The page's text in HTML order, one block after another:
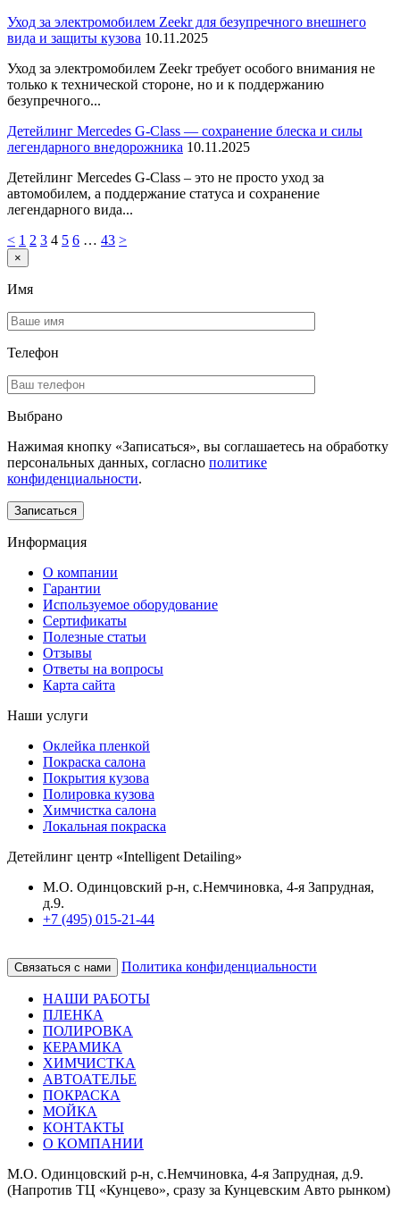
Уход за электромобилем Zeekr для безупречного внешнего
вида и защиты кузова 10.11.2025
Уход за электромобилем Zeekr требует особого внимания не
только к технической стороне, но и к поддержанию
безупречного...
Детейлинг Mercedes G-Class — сохранение блеска и силы
легендарного внедорожника 10.11.2025
Детейлинг Mercedes G-Class – это не просто уход за
автомобилем, а поддержание статуса и сохранение
легендарного вида...
< 1 2 3 4 5 6 … 43 >
×
Имя
Телефон
Выбрано
Нажимая кнопку «Записаться», вы соглашаетесь на обработку
персональных данных, согласно политике
конфиденциальности.
Информация
О компании
Гарантии
Используемое оборудование
Сертификаты
Полезные статьи
Отзывы
Ответы на вопросы
Карта сайта
Наши услуги
Оклейка пленкой
Покраска салона
Покрытия кузова
Полировка кузова
Химчистка салона
Локальная покраска
Детейлинг центр «Intelligent Detailing»
М.О. Одинцовский р-н, с.Немчиновка, 4-я Запрудная,
д.9.
+7 (495) 015-21-44
Связаться с нами Политика конфиденциальности
НАШИ РАБОТЫ
ПЛЕНКА
ПОЛИРОВКА
КЕРАМИКА
ХИМЧИСТКА
АВТОАТЕЛЬЕ
ПОКРАСКА
МОЙКА
КОНТАКТЫ
О КОМПАНИИ
М.О. Одинцовский р-н, с.Немчиновка, 4-я Запрудная, д.9.
(Напротив ТЦ «Кунцево», сразу за Кунцевским Авто рынком)